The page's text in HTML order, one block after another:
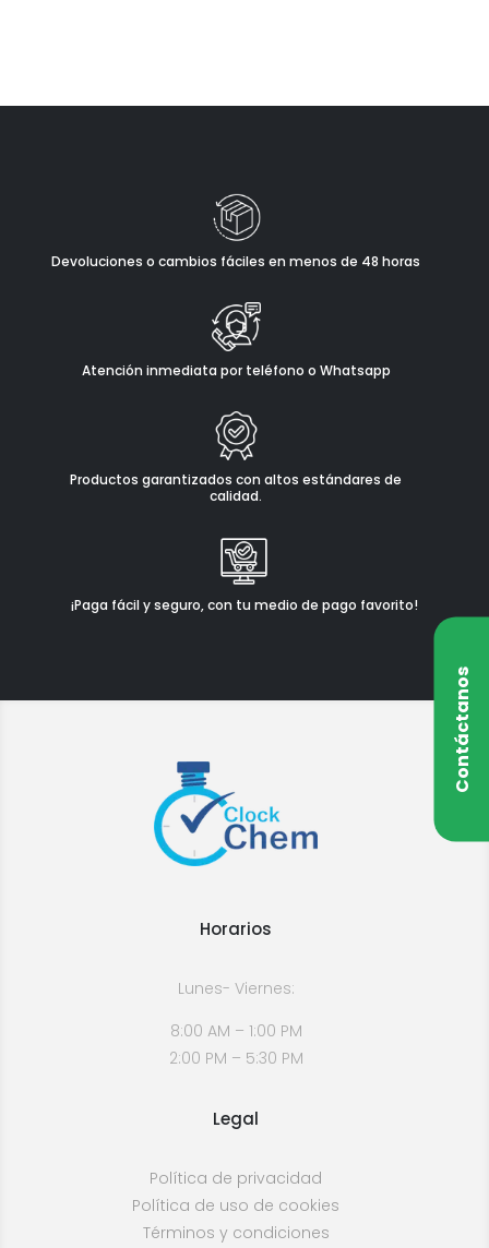
Devoluciones o cambios fáciles en menos de 48 horas
Atención inmediata por teléfono o Whatsapp
Productos garantizados con altos estándares de
calidad.
¡Paga fácil y seguro, con tu medio de pago favorito!
Contáctanos
Horarios
Lunes- Viernes:
8:00 AM – 1:00 PM
2:00 PM – 5:30 PM
Legal
Política de privacidad
Política de uso de cookies
Términos y condiciones